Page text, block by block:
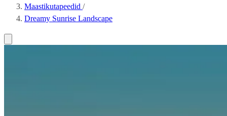
Maastikutapeedid /
Dreamy Sunrise Landscape